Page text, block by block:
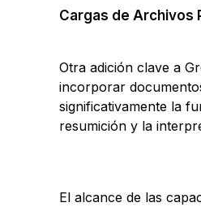
Cargas de Archivos
Otra adición clave a
incorporar
significativamente la
resumición y la
El alcance de las